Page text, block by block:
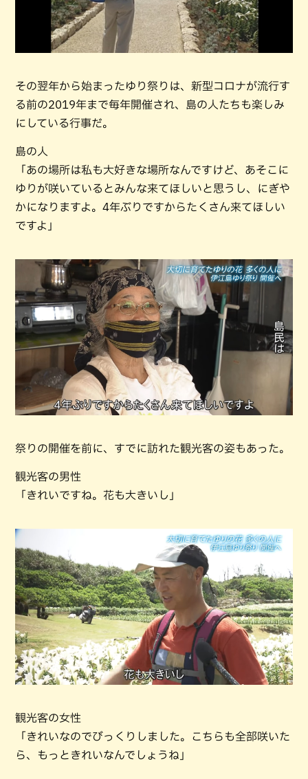
その翌年から始まったゆり祭りは、新型コロナが流行す
る前の2019年まで毎年開催され、島の人たちも楽しみ
にしている行事だ。
島の人
「あの場所は私も大好きな場所なんですけど、あそこに
ゆりが咲いているとみんな来てほしいと思うし、にぎや
かになりますよ。4年ぶりですからたくさん来てほしい
ですよ」
祭りの開催を前に、すでに訪れた観光客の姿もあった。
観光客の男性
「きれいですね。花も大きいし」
観光客の女性
「きれいなのでびっくりしました。こちらも全部咲いた
ら、もっときれいなんでしょうね」